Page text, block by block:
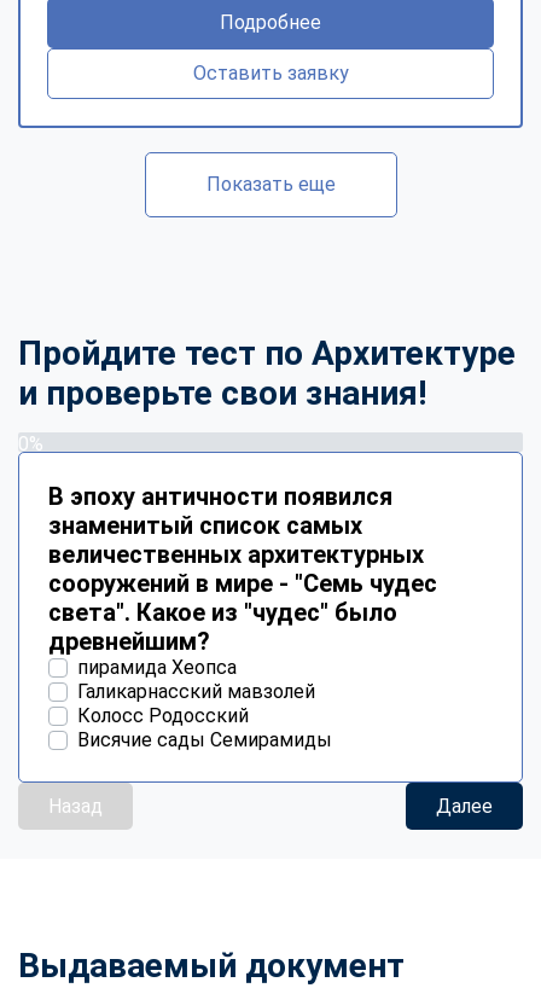
Подробнее
Оставить заявку
Показать еще
Пройдите тест по Архитектуре
и проверьте свои знания!
0%
В эпоху античности появился
знаменитый список самых
величественных архитектурных
сооружений в мире - "Семь чудес
света". Какое из "чудес" было
древнейшим?
пирамида Хеопса
Галикарнасский мавзолей
Колосс Родосский
Висячие сады Семирамиды
Назад Далее
Выдаваемый документ